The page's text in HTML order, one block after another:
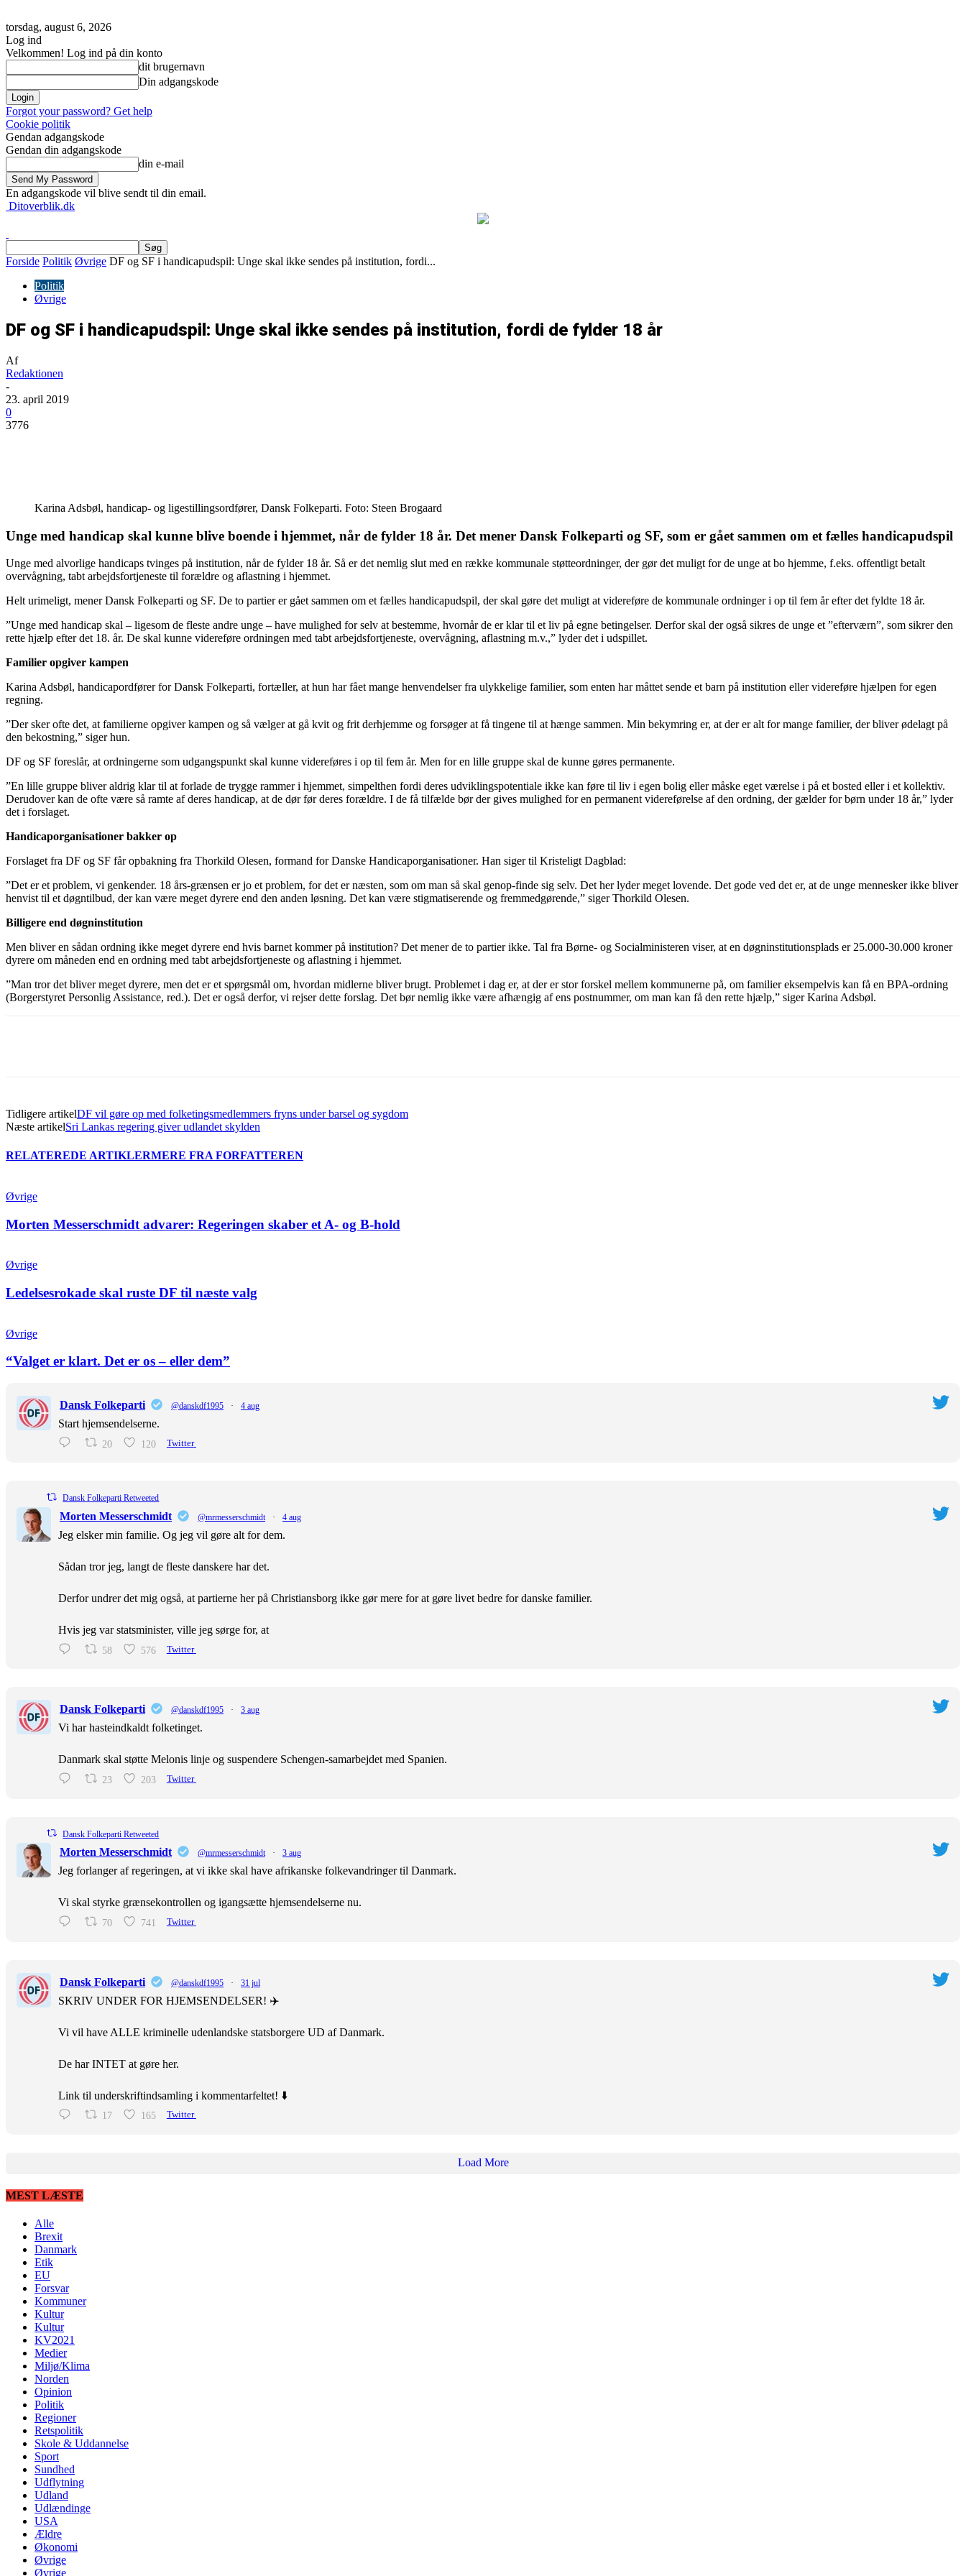
torsdag, august 6, 2026
Log ind
Velkommen! Log ind på din konto
dit brugernavn
Din adgangskode
Forgot your password? Get help
Cookie politik
Gendan adgangskode
Gendan din adgangskode
din e-mail
En adgangskode vil blive sendt til din email.
Ditoverblik.dk
Forside Politik Øvrige DF og SF i handicapudspil: Unge skal ikke sendes på institution, fordi...
Politik
Øvrige
DF og SF i handicapudspil: Unge skal ikke sendes på institution, fordi de fylder 18 år
Af
Redaktionen
-
23. april 2019
0
3776
Karina Adsbøl, handicap- og ligestillingsordfører, Dansk Folkeparti. Foto: Steen Brogaard
Unge med handicap skal kunne blive boende i hjemmet, når de fylder 18 år. Det mener Dansk Folkeparti og SF, som er gået sammen om et fælles handicapudspil
Unge med alvorlige handicaps tvinges på institution, når de fylder 18 år. Så er det nemlig slut med en række kommunale støtteordninger, der gør det muligt for de unge at bo hjemme, f.eks. offentligt betalt
overvågning, tabt arbejdsfortjeneste til forældre og aflastning i hjemmet.
Helt urimeligt, mener Dansk Folkeparti og SF. De to partier er gået sammen om et fælles handicapudspil, der skal gøre det muligt at videreføre de kommunale ordninger i op til fem år efter det fyldte 18 år.
”Unge med handicap skal – ligesom de fleste andre unge – have mulighed for selv at bestemme, hvornår de er klar til et liv på egne betingelser. Derfor skal der også sikres de unge et ”efterværn”, som sikrer den
rette hjælp efter det 18. år. De skal kunne videreføre ordningen med tabt arbejdsfortjeneste, overvågning, aflastning m.v.,” lyder det i udspillet.
Familier opgiver kampen
Karina Adsbøl, handicapordfører for Dansk Folkeparti, fortæller, at hun har fået mange henvendelser fra ulykkelige familier, som enten har måttet sende et barn på institution eller videreføre hjælpen for egen
regning.
”Der sker ofte det, at familierne opgiver kampen og så vælger at gå kvit og frit derhjemme og forsøger at få tingene til at hænge sammen. Min bekymring er, at der er alt for mange familier, der bliver ødelagt på
den bekostning,” siger hun.
DF og SF foreslår, at ordningerne som udgangspunkt skal kunne videreføres i op til fem år. Men for en lille gruppe skal de kunne gøres permanente.
”En lille gruppe bliver aldrig klar til at forlade de trygge rammer i hjemmet, simpelthen fordi deres udviklingspotentiale ikke kan føre til liv i egen bolig eller måske eget værelse i på et bosted eller i et kollektiv.
Derudover kan de ofte være så ramte af deres handicap, at de dør før deres forældre. I de få tilfælde bør der gives mulighed for en permanent videreførelse af den ordning, der gælder for børn under 18 år,” lyder
det i forslaget.
Handicaporganisationer bakker op
Forslaget fra DF og SF får opbakning fra Thorkild Olesen, formand for Danske Handicaporganisationer. Han siger til Kristeligt Dagblad:
”Det er et problem, vi genkender. 18 års-grænsen er jo et problem, for det er næsten, som om man så skal genop-finde sig selv. Det her lyder meget lovende. Det gode ved det er, at de unge mennesker ikke bliver
henvist til et døgntilbud, der kan være meget dyrere end den anden løsning. Det kan være stigmatiserende og fremmedgørende,” siger Thorkild Olesen.
Billigere end døgninstitution
Men bliver en sådan ordning ikke meget dyrere end hvis barnet kommer på institution? Det mener de to partier ikke. Tal fra Børne- og Socialministeren viser, at en døgninstitutionsplads er 25.000-30.000 kroner
dyrere om måneden end en ordning med tabt arbejdsfortjeneste og aflastning i hjemmet.
”Man tror det bliver meget dyrere, men det er et spørgsmål om, hvordan midlerne bliver brugt. Problemet i dag er, at der er stor forskel mellem kommunerne på, om familier eksempelvis kan få en BPA-ordning
(Borgerstyret Personlig Assistance, red.). Det er også derfor, vi rejser dette forslag. Det bør nemlig ikke være afhængig af ens postnummer, om man kan få den rette hjælp,” siger Karina Adsbøl.
Tidligere artikelDF vil gøre op med folketingsmedlemmers fryns under barsel og sygdom
Næste artikelSri Lankas regering giver udlandet skylden
RELATEREDE ARTIKLERMERE FRA FORFATTEREN
Øvrige
Morten Messerschmidt advarer: Regeringen skaber et A- og B-hold
Øvrige
Ledelsesrokade skal ruste DF til næste valg
Øvrige
“Valget er klart. Det er os – eller dem”
Dansk Folkeparti @danskdf1995 · 4 aug
Start hjemsendelserne.
20 120 Twitter
Dansk Folkeparti Retweeted
Morten Messerschmidt @mrmesserschmidt · 4 aug
Jeg elsker min familie. Og jeg vil gøre alt for dem.
Sådan tror jeg, langt de fleste danskere har det.
Derfor undrer det mig også, at partierne her på Christiansborg ikke gør mere for at gøre livet bedre for danske familier.
Hvis jeg var statsminister, ville jeg sørge for, at
58 576 Twitter
Dansk Folkeparti @danskdf1995 · 3 aug
Vi har hasteindkaldt folketinget.
Danmark skal støtte Melonis linje og suspendere Schengen-samarbejdet med Spanien.
23 203 Twitter
Dansk Folkeparti Retweeted
Morten Messerschmidt @mrmesserschmidt · 3 aug
Jeg forlanger af regeringen, at vi ikke skal have afrikanske folkevandringer til Danmark.
Vi skal styrke grænsekontrollen og igangsætte hjemsendelserne nu.
70 741 Twitter
Dansk Folkeparti @danskdf1995 · 31 jul
SKRIV UNDER FOR HJEMSENDELSER! ✈️
Vi vil have ALLE kriminelle udenlandske statsborgere UD af Danmark.
De har INTET at gøre her.
Link til underskriftindsamling i kommentarfeltet! ⬇️
17 165 Twitter
Load More
MEST LÆSTE
Alle
Brexit
Danmark
Etik
EU
Forsvar
Kommuner
Kultur
Kultur
KV2021
Medier
Miljø/Klima
Norden
Opinion
Politik
Regioner
Retspolitik
Skole & Uddannelse
Sport
Sundhed
Udflytning
Udland
Udlændinge
USA
Ældre
Økonomi
Øvrige
Øvrige